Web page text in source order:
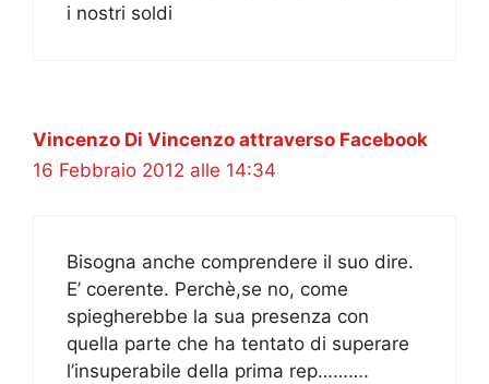
i nostri soldi
Vincenzo Di Vincenzo attraverso Facebook
16 Febbraio 2012 alle 14:34
Bisogna anche comprendere il suo dire.
E’ coerente. Perchè,se no, come
spiegherebbe la sua presenza con
quella parte che ha tentato di superare
l’insuperabile della prima rep……….